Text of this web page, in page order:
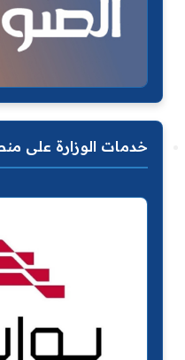
خدمات الوزارة على